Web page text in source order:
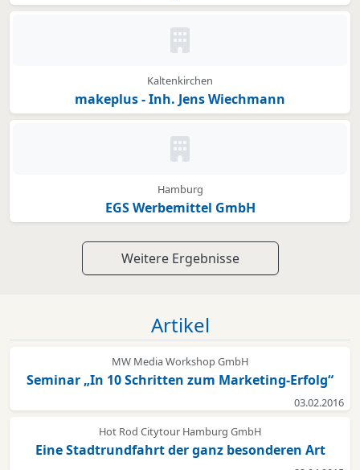
Kein Bild oder Logo hinterlegt
Kaltenkirchen
makeplus - Inh. Jens Wiechmann
Kein Bild oder Logo hinterlegt
Hamburg
EGS Werbemittel GmbH
Weitere Ergebnisse
Artikel
MW Media Workshop GmbH
Seminar „In 10 Schritten zum Marketing-Erfolg“
03.02.2016
Hot Rod Citytour Hamburg GmbH
Eine Stadtrundfahrt der ganz besonderen Art